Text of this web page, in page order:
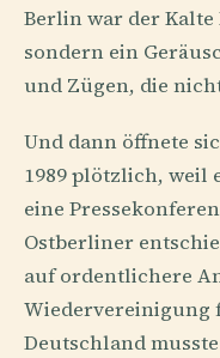
Berlin war der
sondern ein
und Zügen, die
Und dann öffnete
1989 plötzlich, weil
eine
Ostberliner
auf ordentlichere
Wiedervereinigung
Deutschland